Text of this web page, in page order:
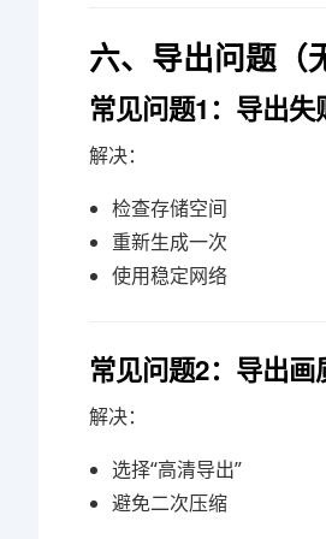
六、导出问题（
常见问题1：导出失
解决：
检查存储空间
重新生成一次
使用稳定网络
常见问题2：导出画
解决：
选择“高清导出”
避免二次压缩